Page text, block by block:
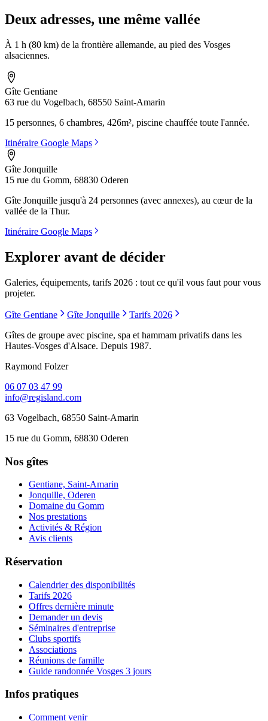
Deux adresses, une même vallée
À 1 h (80 km) de la frontière allemande, au pied des Vosges
alsaciennes.
Gîte Gentiane
63 rue du Vogelbach, 68550 Saint-Amarin
15 personnes, 6 chambres, 426m², piscine chauffée toute l'année.
Itinéraire Google Maps
Gîte Jonquille
15 rue du Gomm, 68830 Oderen
Gîte Jonquille jusqu'à 24 personnes (avec annexes), au cœur de la
vallée de la Thur.
Itinéraire Google Maps
Explorer avant de décider
Galeries, équipements, tarifs 2026 : tout ce qu'il vous faut pour vous
projeter.
Gîte Gentiane Gîte Jonquille
Tarifs 2026
Gîtes de groupe avec piscine, spa et hammam privatifs dans les
Hautes-Vosges d'Alsace. Depuis 1987.
Raymond Folzer
06 07 03 47 99
info@regisland.com
63 Vogelbach, 68550 Saint-Amarin
15 rue du Gomm, 68830 Oderen
Nos gîtes
Gentiane, Saint-Amarin
Jonquille, Oderen
Domaine du Gomm
Nos prestations
Activités & Région
Avis clients
Réservation
Calendrier des disponibilités
Tarifs 2026
Offres dernière minute
Demander un devis
Séminaires d'entreprise
Clubs sportifs
Associations
Réunions de famille
Guide randonnée Vosges 3 jours
Infos pratiques
Comment venir